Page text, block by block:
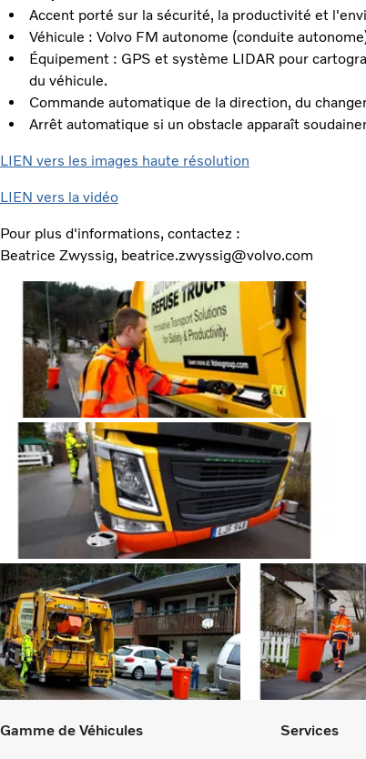
Accent porté sur la sécurité, la productivité et
Véhicule : Volvo FM autonome (conduite
Équipement : GPS et système LIDAR pour
du véhicule.
Commande automatique de la direction, du
Arrêt automatique si un obstacle apparaît
LIEN vers les images haute résolution
LIEN vers la vidéo
Pour plus d'informations, contactez :
Beatrice Zwyssig, beatrice.zwyssig@volvo.com
Gamme de Véhicules Services